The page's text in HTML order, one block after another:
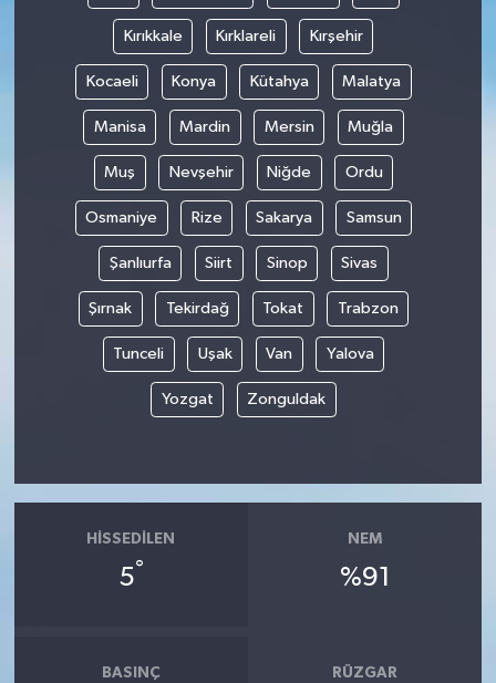
Kırıkkale Kırklareli Kırşehir
Kocaeli Konya Kütahya Malatya
Manisa Mardin Mersin Muğla
Muş Nevşehir Niğde Ordu
Osmaniye Rize Sakarya Samsun
Şanlıurfa Siirt Sinop Sivas
Şırnak Tekirdağ Tokat Trabzon
Tunceli Uşak Van Yalova
Yozgat Zonguldak
HISSEDILEN
5°
NEM
%91
BASINÇ RÜZGAR